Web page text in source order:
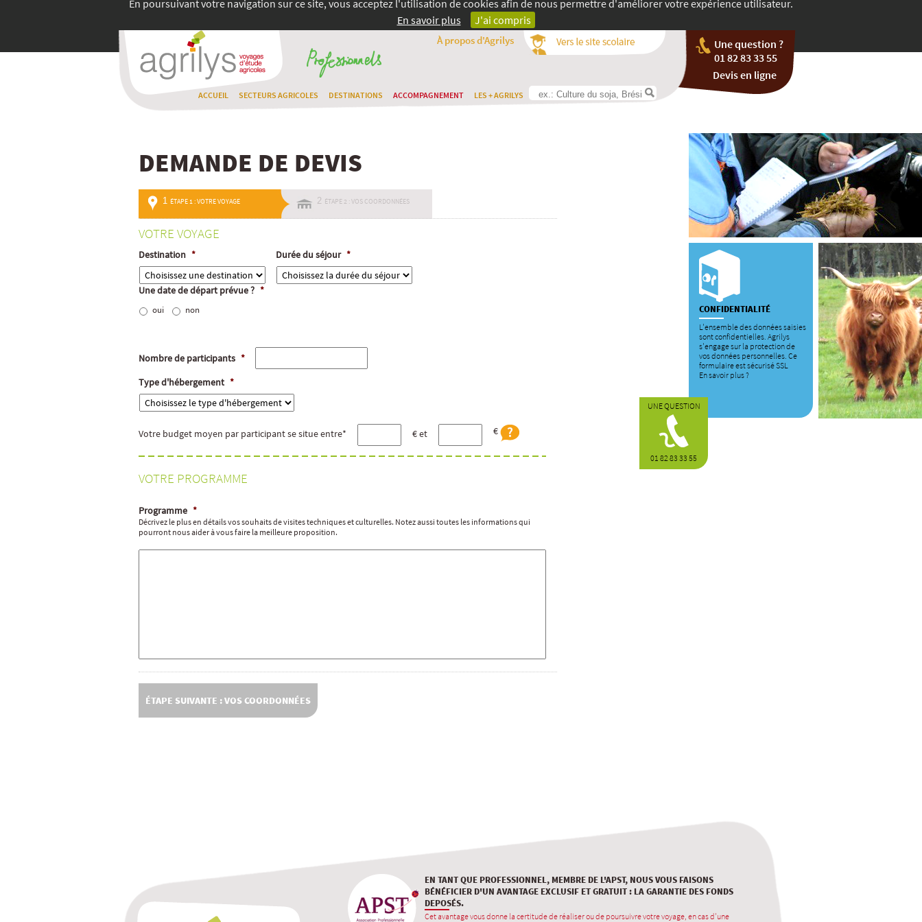
En poursuivant votre navigation sur ce site, vous acceptez l'utilisation de cookies afin de nous permettre d'améliorer votre expérience utilisateur.
En savoir plus
J'ai compris
Une question ?
01 82 83 33 55
Devis en ligne
À propos d'Agrilys
ACCUEIL SECTEURS AGRICOLES DESTINATIONS ACCOMPAGNEMENT LES + AGRILYS
DEMANDE DE DEVIS
1 ÉTAPE 1 : VOTRE VOYAGE 2 ÉTAPE 2 : VOS COORDONNÉES
VOTRE VOYAGE
Destination * Durée du séjour *
Une date de départ prévue ? *
oui non
Nombre de participants *
Type d'hébergement *
Votre budget moyen par participant se situe entre* € et €
VOTRE PROGRAMME
Programme *
Décrivez le plus en détails vos souhaits de visites techniques et culturelles. Notez aussi toutes les informations qui
pourront nous aider à vous faire la meilleure proposition.
CONFIDENTIALITÉ
L'ensemble des données saisies
sont confidentielles. Agrilys
s'engage sur la protection de
vos données personnelles. Ce
formulaire est sécurisé SSL
En savoir plus ?
UNE QUESTION
01 82 83 33 55
EN TANT QUE PROFESSIONNEL, MEMBRE DE L'APST, NOUS VOUS FAISONS
BÉNÉFICIER D'UN AVANTAGE EXCLUSIF ET GRATUIT : LA GARANTIE DES FONDS
DEPOSÉS.
Cet avantage vous donne la certitude de réaliser ou de poursuivre votre voyage, en cas d'une